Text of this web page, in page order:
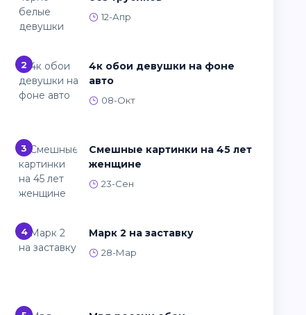
12-Апр
2
4к обои девушки на фоне
авто
08-Окт
3
Смешные картинки на 45 лет
женщине
23-Сен
4 Марк 2 на заставку
28-Мар